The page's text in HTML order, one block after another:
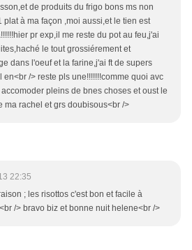
de produits du frigo bons ms non
plat à ma façon ,moi aussi,et le tien est
pr exp,il me reste du pot au feu,j'ai
le tout grossiérement et
dans l'oeuf et la farine,j'ai ft de supers
en<br /> reste pls une!!!!!!!comme quoi avc
pleins de bnes choses et oust le
ma rachel et grs doubisous<br />
22:35
; les risottos c'est bon et facile à
/> bravo biz et bonne nuit helene<br />